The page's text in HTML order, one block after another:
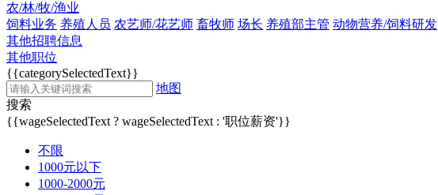
农/林/牧/渔业
饲料业务 养殖人员 农艺师/花艺师 畜牧师 场长 养殖部主管 动物营养/饲料研发
其他招聘信息
其他职位
{{categorySelectedText}}
地图
搜索
{{wageSelectedText ? wageSelectedText : '职位薪资'}}
不限
1000元以下
1000-2000元